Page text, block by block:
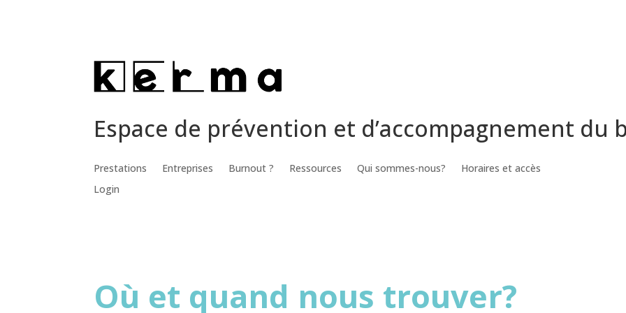
Espace de prévention et d’accompagnement du
Prestations Entreprises Burnout ? Ressources Qui sommes-nous?
Horaires et accès
Login
Où et quand nous trouver?